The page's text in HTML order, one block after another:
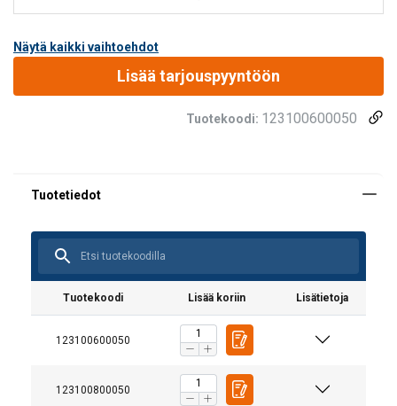
Näytä kaikki vaihtoehdot
Lisää tarjouspyyntöön
Tuotekoodi: 123100600050
Tuotekoodi Lisää koriin Lisätietoja
123100600050
123100800050